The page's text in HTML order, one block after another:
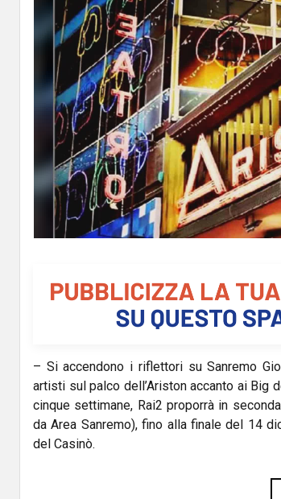
– Si accendono i riflettori su Sanremo
artisti sul palco dell’Ariston accanto ai Big
cinque settimane, Rai2 proporrà in
da Area Sanremo), fino alla finale del 14
del Casinò.